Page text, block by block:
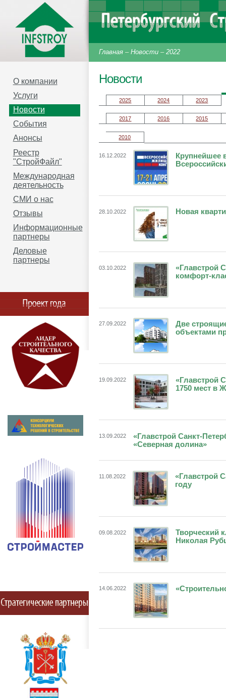
Новости
2025 2024 2023
2017 2016 2015
2010
16.12.2022
Крупнейшее
28.10.2022 Новая
03.10.2022
«Главстрой
комфорт-
27.09.2022
Две
объектами
19.09.2022
«Главстрой
1750 мест в
13.09.2022
«Главстрой Санкт-
«Северная долина»
11.08.2022
«Главстрой
году
09.08.2022
Творческий
Николая
14.06.2022
Главная –Новости –2022
О компании
Услуги
Новости
События
Анонсы
Реестр
"СтройФайл"
Международная
деятельность
СМИ о нас
Отзывы
Информационные
партнеры
Деловые
партнеры